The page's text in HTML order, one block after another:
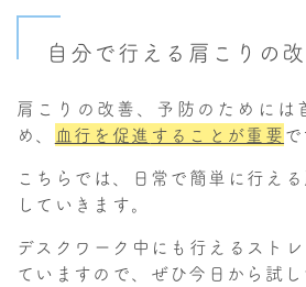
自分で行える肩こりの
肩こりの改善、予防のためには
め、 血行を促進 することが重要で
こちらでは、日常で簡単に行え
していきます。
デスクワーク中にも行えるスト
ていますので、ぜひ今日から試し